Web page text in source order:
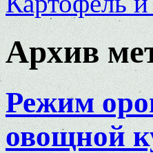
Архив
Режим
овощной